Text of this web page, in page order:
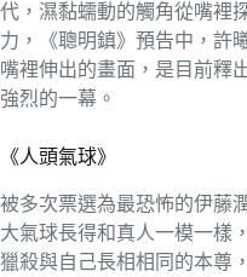
代，濕黏蠕動的觸角從嘴裡
力，《聰明鎮》預告中，許
嘴裡伸出的畫面，是目前釋
強烈的一幕。
《人頭氣球》
被多次票選為最恐怖的伊藤
大氣球長得和真人一模一樣
獵殺與自己長相相同的本尊